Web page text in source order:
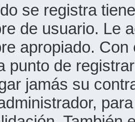
se registra
de usuario. Le
apropiado.
punto de
jamás su